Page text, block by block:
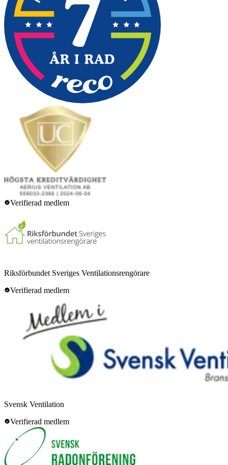
Verifierad medlem
Riksförbundet Sveriges Ventilationsrengörare
Verifierad medlem
Svensk Ventilation
Verifierad medlem